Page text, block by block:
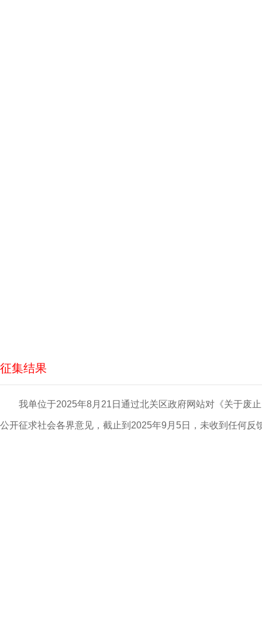
征集结果
我单位于2025年8月21日通过北关区政府网站对《关于废
公开征求社会各界意见，截止到2025年9月5日，未收到任何反